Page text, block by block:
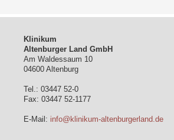
Klinikum
Altenburger Land GmbH
Am Waldessaum 10
04600 Altenburg
Tel.: 03447 52-0
Fax: 03447 52-1177
E-Mail: info@klinikum-altenburgerland.de